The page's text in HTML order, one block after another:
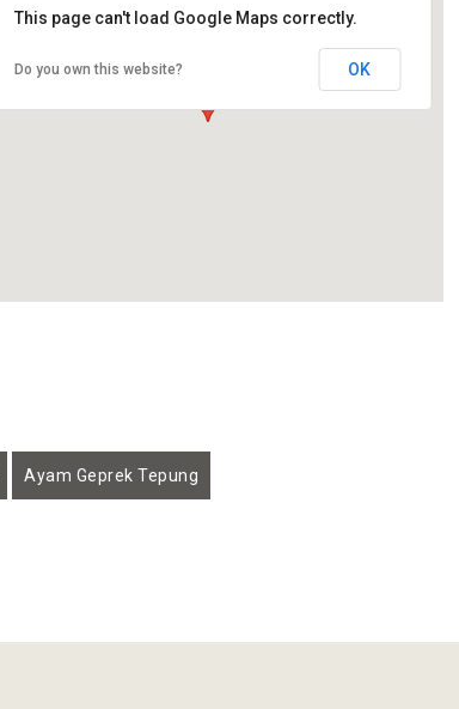
This page can't load Google Maps correctly.
Do you own this website? OK
Ayam Geprek Tepung